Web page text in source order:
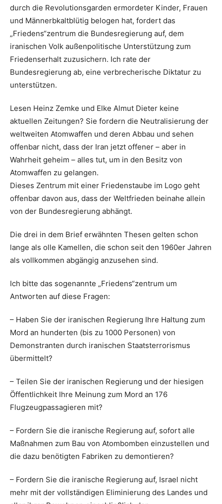
durch die Revolutionsgarden ermordeter Kinder, Frauen
und Männerbkaltblütig belogen hat, fordert das
„Friedens“zentrum die Bundesregierung auf, dem
iranischen Volk außenpolitische Unterstützung zum
Friedenserhalt zuzusichern. Ich rate der
Bundesregierung ab, eine verbrecherische Diktatur zu
unterstützen.
Lesen Heinz Zemke und Elke Almut Dieter keine
aktuellen Zeitungen? Sie fordern die Neutralisierung der
weltweiten Atomwaffen und deren Abbau und sehen
offenbar nicht, dass der Iran jetzt offener – aber in
Wahrheit geheim – alles tut, um in den Besitz von
Atomwaffen zu gelangen.
Dieses Zentrum mit einer Friedenstaube im Logo geht
offenbar davon aus, dass der Weltfrieden beinahe allein
von der Bundesregierung abhängt.
Die drei in dem Brief erwähnten Thesen gelten schon
lange als olle Kamellen, die schon seit den 1960er Jahren
als vollkommen abgängig anzusehen sind.
Ich bitte das sogenannte „Friedens“zentrum um
Antworten auf diese Fragen:
– Haben Sie der iranischen Regierung Ihre Haltung zum
Mord an hunderten (bis zu 1000 Personen) von
Demonstranten durch iranischen Staatsterrorismus
übermittelt?
– Teilen Sie der iranischen Regierung und der hiesigen
Öffentlichkeit Ihre Meinung zum Mord an 176
Flugzeugpassagieren mit?
– Fordern Sie die iranische Regierung auf, sofort alle
Maßnahmen zum Bau von Atombomben einzustellen und
die dazu benötigten Fabriken zu demontieren?
– Fordern Sie die iranische Regierung auf, Israel nicht
mehr mit der vollständigen Eliminierung des Landes und